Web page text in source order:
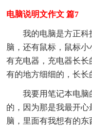
电脑说明文作文 篇7
我的电脑是方正
脑，还有鼠标，鼠标
有充电器，充电器长长
有的地方细细的，长长
我要用笔记本电
的，因为那是我最开
脑，里面有我想有的